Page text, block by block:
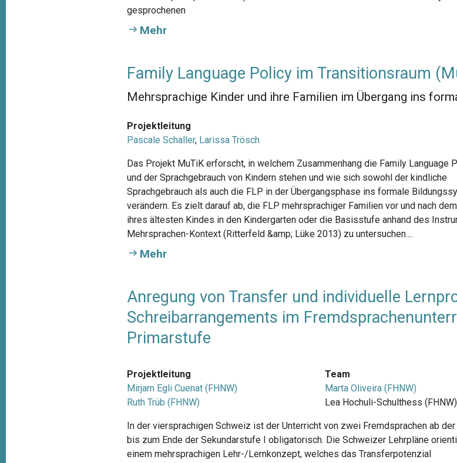
gesprochenen
Mehr
Family Language Policy im Transitionsraum
Mehrsprachige Kinder und ihre Familien im Übergang ins
Projektleitung
Pascale Schaller, Larissa Trösch
Das Projekt MuTiK erforscht, in welchem Zusammenhang die Family Language
und der Sprachgebrauch von Kindern stehen und wie sich sowohl der kindliche
Sprachgebrauch als auch die FLP in der Übergangsphase ins formale
verändern. Es zielt darauf ab, die FLP mehrsprachiger Familien vor und nach
ihres ältesten Kindes in den Kindergarten oder die Basisstufe anhand des
Mehrsprachen-Kontext (Ritterfeld &amp; Lüke 2013) zu untersuchen....
Mehr
Anregung von Transfer und individuelle
Schreibarrangements im
Primarstufe
Projektleitung
Mirjam Egli Cuenat (FHNW)
Ruth Trüb (FHNW)
Team
Marta Oliveira (FHNW)
Lea Hochuli-Schulthess (FHNW)
In der viersprachigen Schweiz ist der Unterricht von zwei Fremdsprachen ab
bis zum Ende der Sekundarstufe I obligatorisch. Die Schweizer Lehrpläne
einem mehrsprachigen Lehr-/Lernkonzept, welches das Transferpotenzial